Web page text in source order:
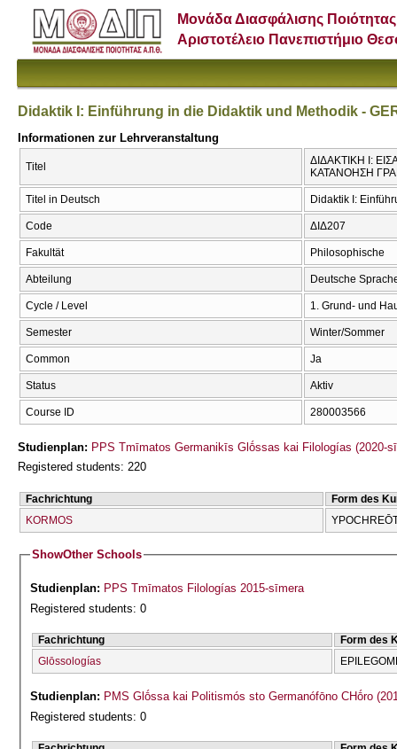
Μονάδα Διασφάλισης Ποιότητας
Αριστοτέλειο Πανεπιστήμιο
Didaktik I: Einführung in die Didaktik und Methodik -
Informationen zur Lehrveranstaltung
Titel
ΔΙΔΑΚΤΙΚΗ Ι:
ΚΑΤΑΝΟΗΣΗ
Titel in Deutsch Didaktik I:
Code ΔΙΔ207
Fakultät Philosophische
Abteilung Deutsche
Cycle / Level 1. Grund- und
Semester Winter/Sommer
Common Ja
Status Aktiv
Course ID 280003566
Studienplan: PPS Tmīmatos Germanikīs Glṓssas kai Filologías (2020-
Registered students: 220
Fachrichtung
Form des
KORMOS
ShowOther Schools
Studienplan: PPS Tmīmatos Filologías 2015-sīmera
Registered students: 0
Fachrichtung
Form des
Glōssologías
Studienplan: PMS Glṓssa kai Politismós sto Germanófōno CΗṓro
Registered students: 0